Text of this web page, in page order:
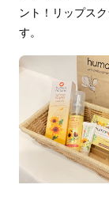
ント！リップス
す。